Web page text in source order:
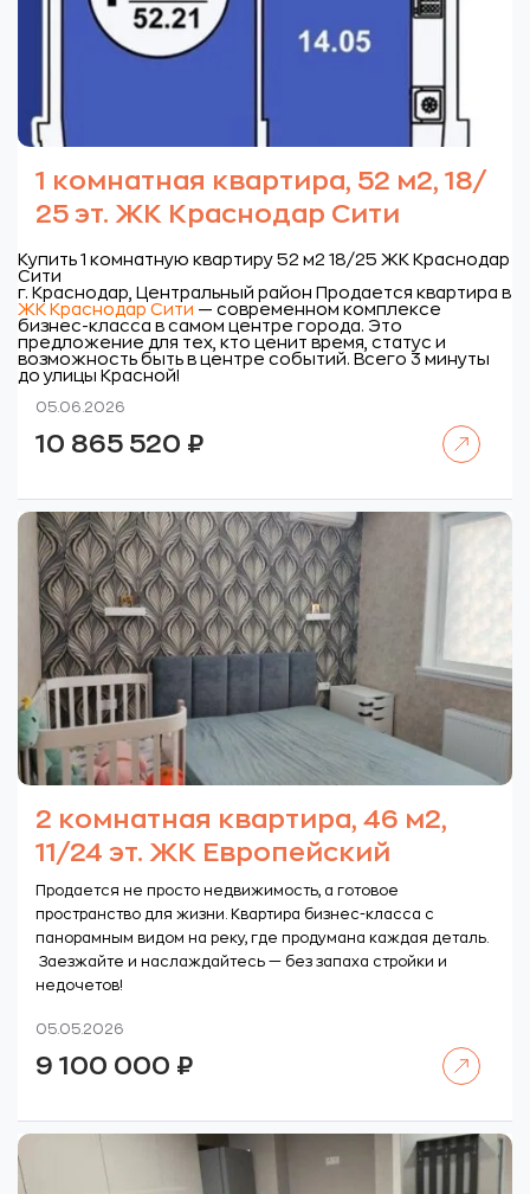
1 комнатная квартира, 52 м2, 18/
25 эт. ЖК Краснодар Сити
Купить 1 комнатную квартиру 52 м2 18/25 ЖК Краснодар
Сити
г. Краснодар, Центральный район Продается квартира в
ЖК Краснодар Сити — современном комплексе
бизнес-класса в самом центре города. Это
предложение для тех, кто ценит время, статус и
возможность быть в центре событий. Всего 3 минуты
до улицы Красной!
05.06.2026
10 865 520 ₽
2 комнатная квартира, 46 м2,
11/24 эт. ЖК Европейский
Продается не просто недвижимость, а готовое
пространство для жизни. Квартира бизнес-класса с
панорамным видом на реку, где продумана каждая деталь.
Заезжайте и наслаждайтесь — без запаха стройки и
недочетов!
05.05.2026
9 100 000 ₽